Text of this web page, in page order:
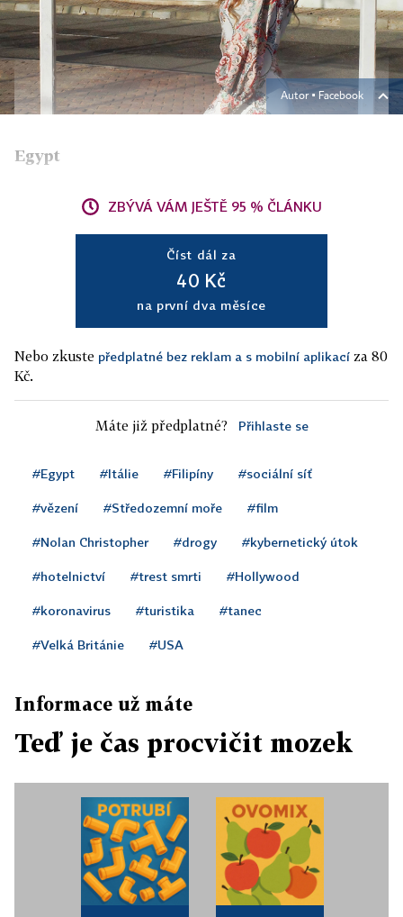
Autor ▪ Facebook
Egypt
ZBÝVÁ VÁM JEŠTĚ 95 % ČLÁNKU
Číst dál za
40 Kč
na první dva měsíce
Nebo zkuste předplatné bez reklam a s mobilní aplikací za 80
Kč.
Máte již předplatné? Přihlaste se
#Egypt #Itálie #Filipíny #sociální síť
#vězení #Středozemní moře #film
#Nolan Christopher #drogy #kybernetický útok
#hotelnictví #trest smrti #Hollywood
#koronavirus #turistika #tanec
#Velká Británie #USA
Informace už máte
Teď je čas procvičit mozek